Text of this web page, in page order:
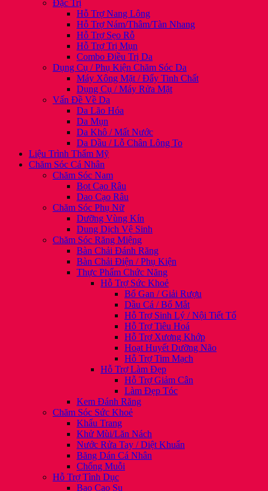
Đặc Trị
Hỗ Trợ Nang Lông
Hỗ Trợ Nám/Thâm/Tàn Nhang
Hỗ Trợ Sẹo Rỗ
Hỗ Trợ Trị Mụn
Combo Điều Trị Da
Dụng Cụ / Phụ Kiện Chăm Sóc Da
Máy Xông Mặt / Đẩy Tinh Chất
Dụng Cụ / Máy Rửa Mặt
Vấn Đề Về Da
Da Lão Hóa
Da Mụn
Da Khô / Mất Nước
Da Dầu / Lỗ Chân Lông To
Liệu Trình Thẩm Mỹ
Chăm Sóc Cá Nhân
Chăm Sóc Nam
Bọt Cạo Râu
Dao Cạo Râu
Chăm Sóc Phụ Nữ
Dưỡng Vùng Kín
Dung Dịch Vệ Sinh
Chăm Sóc Răng Miệng
Bàn Chải Đánh Răng
Bàn Chải Điện / Phụ Kiện
Thực Phẩm Chức Năng
Hỗ Trợ Sức Khoẻ
Bổ Gan / Giải Rượu
Dầu Cá / Bổ Mắt
Hỗ Trợ Sinh Lý / Nội Tiết Tố
Hỗ Trợ Tiêu Hoá
Hỗ Trợ Xương Khớp
Hoạt Huyết Dưỡng Não
Hỗ Trợ Tim Mạch
Hỗ Trợ Làm Đẹp
Hỗ Trợ Giảm Cân
Làm Đẹp Tóc
Kem Đánh Răng
Chăm Sóc Sức Khoẻ
Khẩu Trang
Khử Mùi/Lăn Nách
Nước Rửa Tay / Diệt Khuẩn
Băng Dán Cá Nhân
Chống Muỗi
Hỗ Trợ Tình Dục
Bao Cao Su